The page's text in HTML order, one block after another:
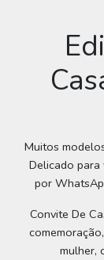
Muitos
Delicado
por
Convite De
mulher,